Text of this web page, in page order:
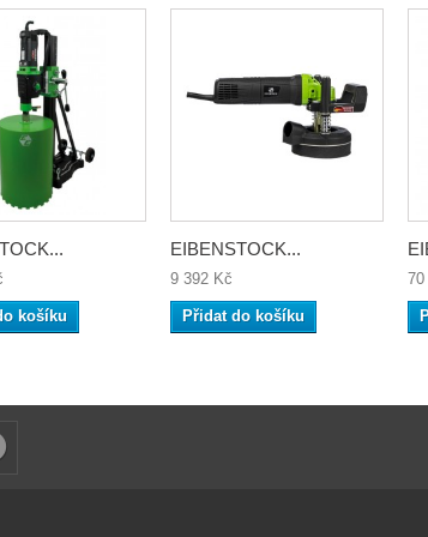
košíku
EIBENSTOCK...
9 392 Kč
Přidat do košíku
70